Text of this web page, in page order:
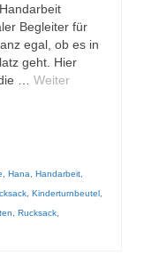
Begleiter für
egal, ob es in
geht. Hier
… Weiter
Hana Handarbeit
Kinderturnbeutel
Rucksack